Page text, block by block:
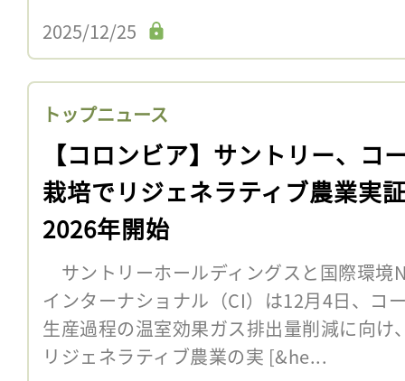
2025/12/25
トップニュース
【コロンビア】サントリー、コ
栽培でリジェネラティブ農業実
2026年開始
サントリーホールディングスと国際環境
インターナショナル（CI）は12月4日、コ
生産過程の温室効果ガス排出量削減に向け
リジェネラティブ農業の実 [&he...